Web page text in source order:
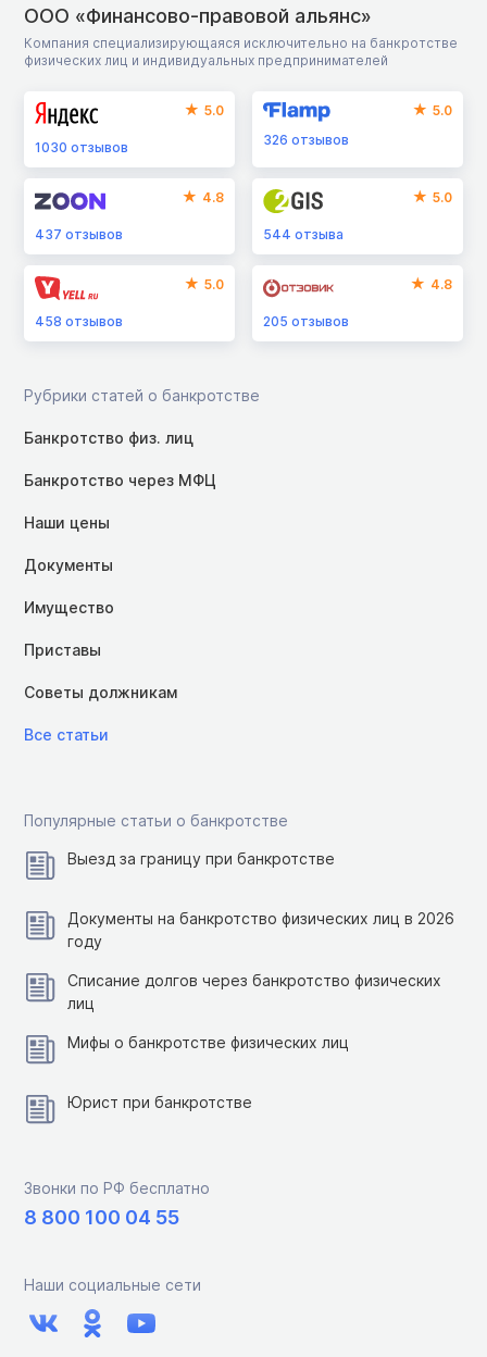
ООО «Финансово-правовой альянс»
Компания специализирующаяся исключительно на банкротстве
физических лиц и индивидуальных предпринимателей
5.0
1030 отзывов
5.0
326отзывов
4.8
437 отзывов
5.0
544отзыва
5.0
458 отзывов
4.8
205отзывов
Рубрики статей о банкротстве
Банкротство физ. лиц
Банкротство через МФЦ
Наши цены
Документы
Имущество
Приставы
Советы должникам
Все статьи
Популярные статьи о банкротстве
Выезд за границу при банкротстве
Документы на банкротство физических лиц в 2026
году
Списание долгов через банкротство физических
лиц
Мифы о банкротстве физических лиц
Юрист при банкротстве
Звонки по РФ бесплатно
8 800 100 04 55
Наши социальные сети